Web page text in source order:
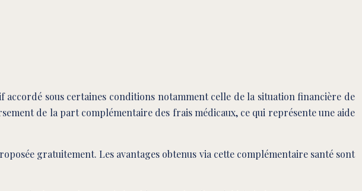
accordé sous certaines conditions notamment celle de la situation financière de
de la part complémentaire des frais médicaux, ce qui représente une aide
gratuitement. Les avantages obtenus via cette complémentaire santé sont